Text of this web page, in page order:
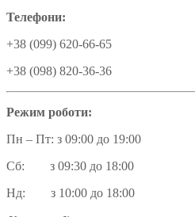
Телефони:
+38 (099) 620-66-65
+38 (098) 820-36-36
Режим роботи:
Пн – Пт: з 09:00 до 19:00
Сб: з 09:30 до 18:00
Нд: з 10:00 до 18:00